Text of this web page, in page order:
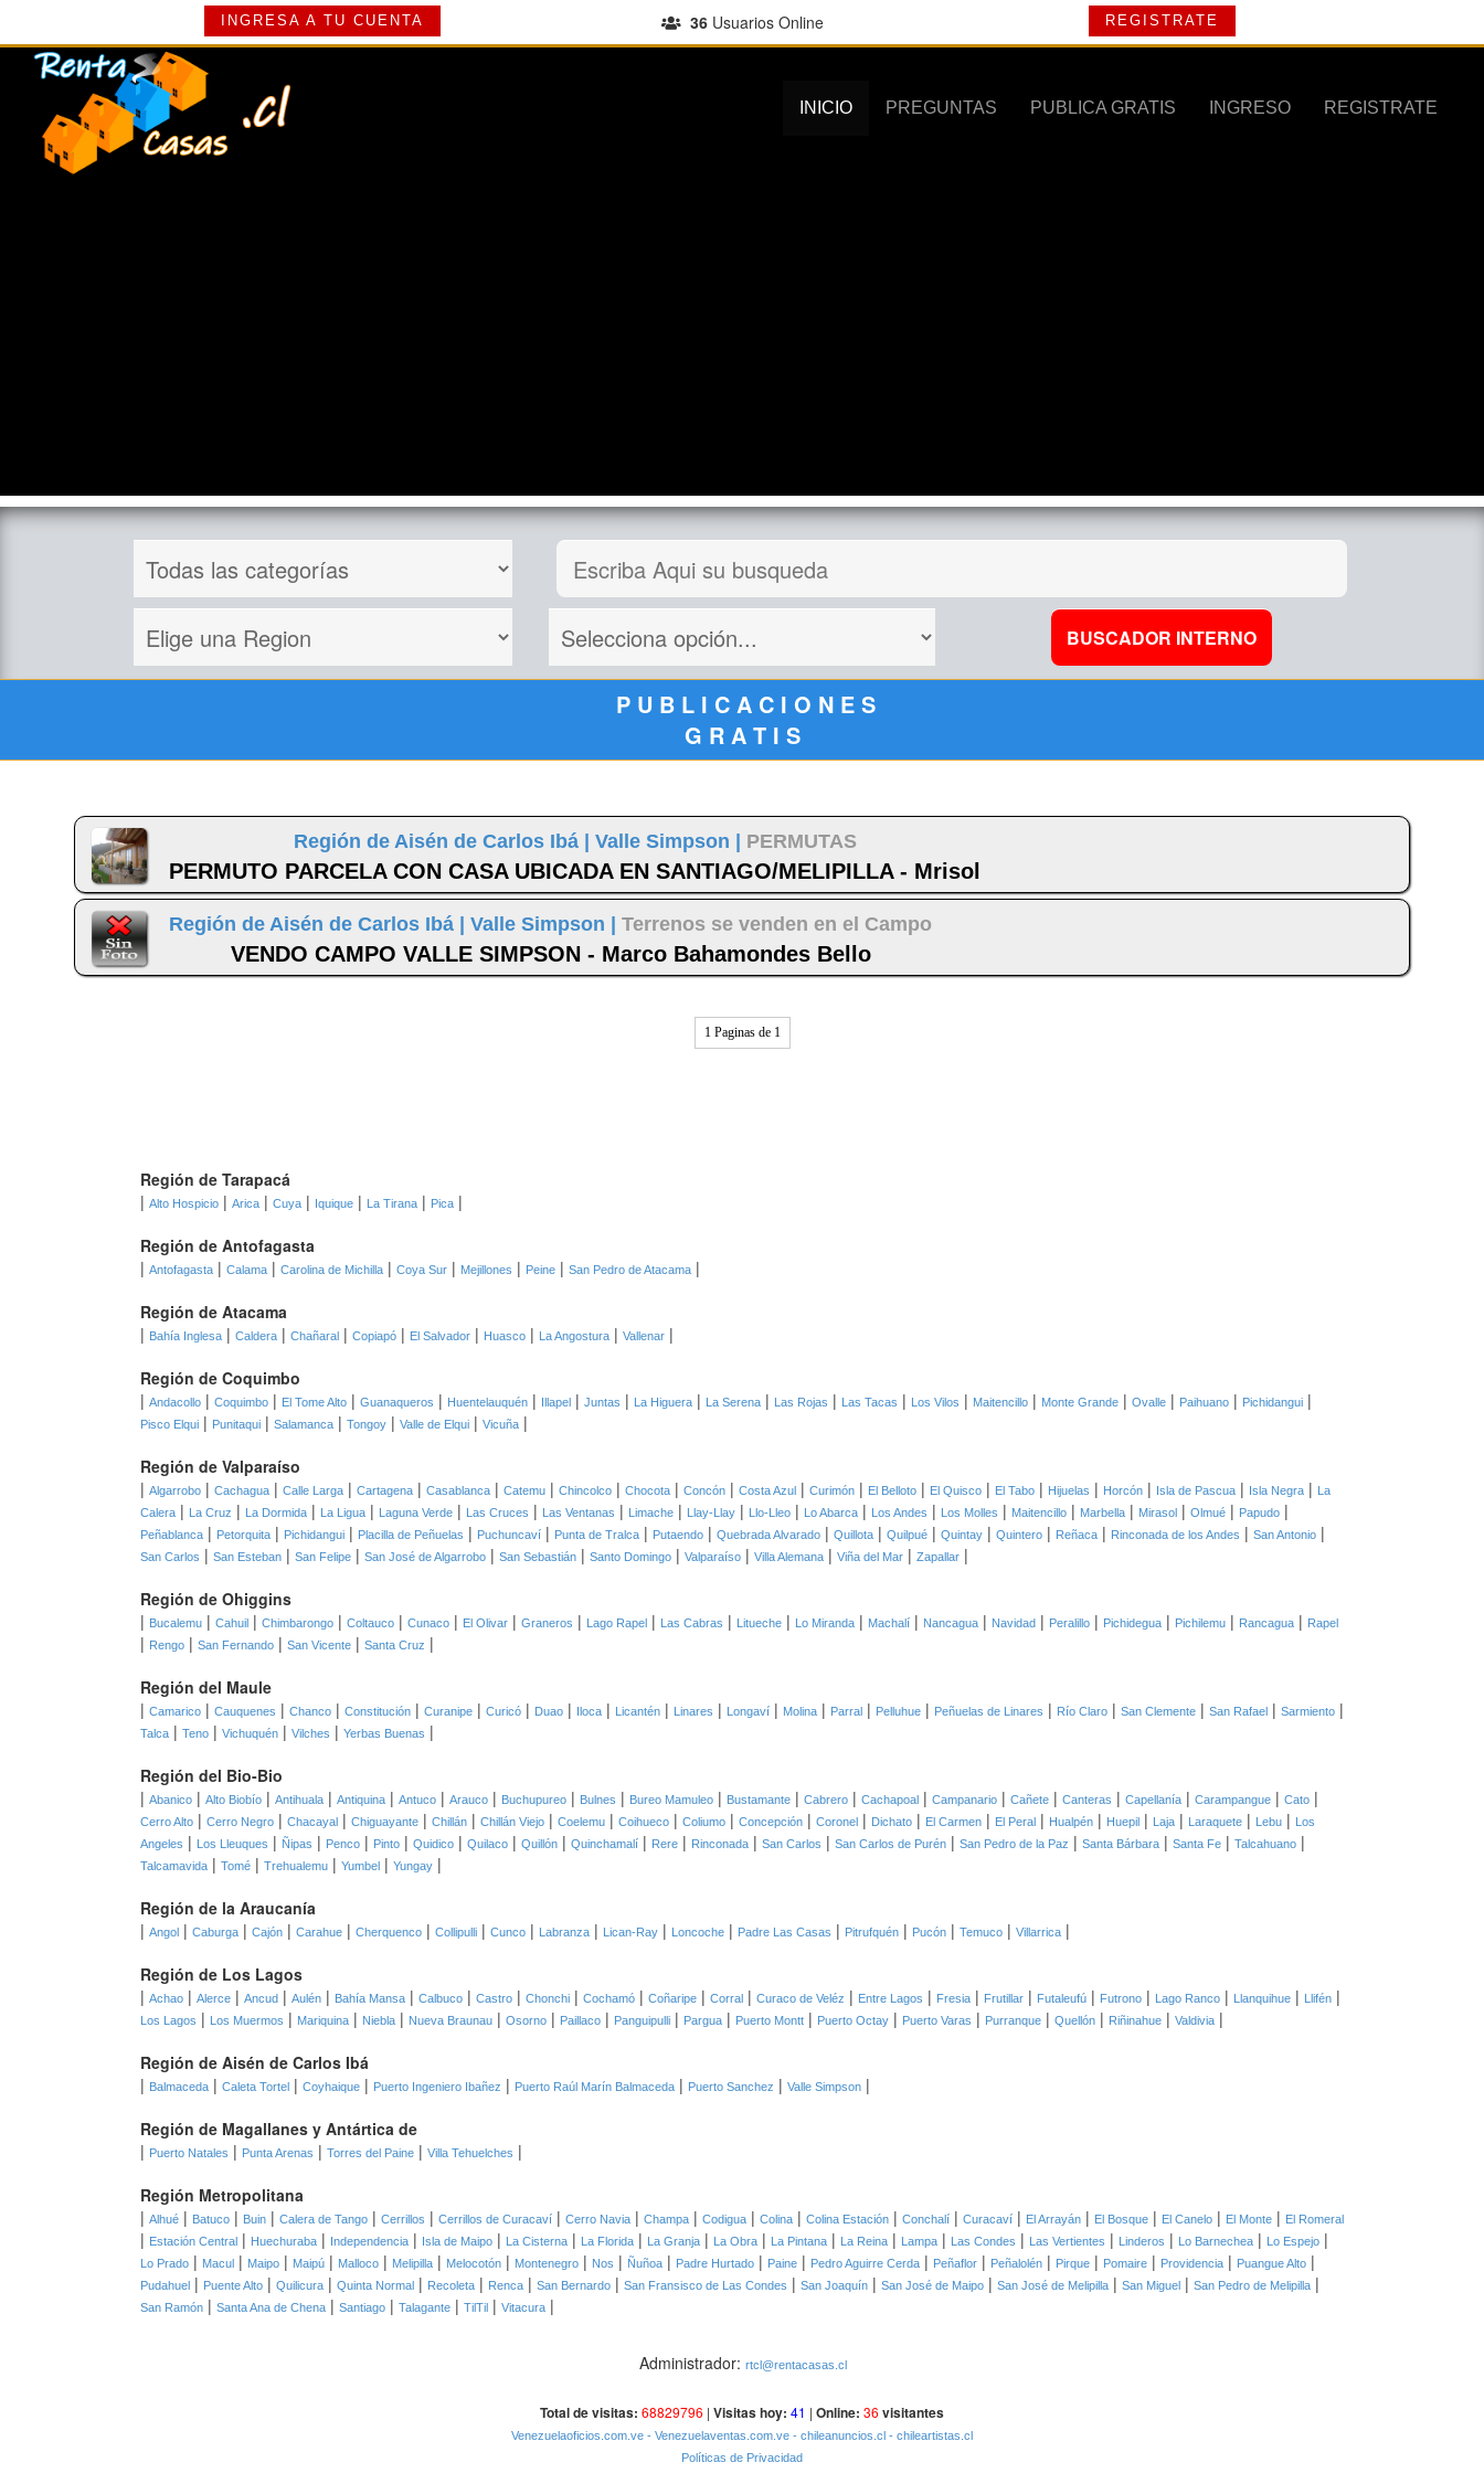
INGRESA A TU CUENTA 36Usuarios Online REGISTRATE
INICIO PREGUNTAS PUBLICA GRATIS INGRESO REGISTRATE
P U B L I C A C I O N E S
G R A T I S
Región de Aisén de Carlos Ibá | Valle Simpson | PERMUTAS
PERMUTO PARCELA CON CASA UBICADA EN SANTIAGO/MELIPILLA - Mrisol
Región de Aisén de Carlos Ibá |Valle Simpson |Terrenos se venden en el Campo
VENDO CAMPO VALLE SIMPSON - Marco Bahamondes Bello
1 Paginas de 1
Región de Tarapacá
| Alto Hospicio | Arica | Cuya | Iquique | La Tirana | Pica |
Región de Antofagasta
| Antofagasta | Calama | Carolina de Michilla | Coya Sur | Mejillones | Peine | San Pedro de Atacama |
Región de Atacama
| Bahía Inglesa | Caldera | Chañaral | Copiapó | El Salvador | Huasco | La Angostura | Vallenar |
Región de Coquimbo
| Andacollo | Coquimbo | El Tome Alto | Guanaqueros | Huentelauquén | Illapel | Juntas | La Higuera | La Serena | Las Rojas | Las Tacas | Los Vilos | Maitencillo | Monte Grande | Ovalle | Paihuano | Pichidangui |
Pisco Elqui | Punitaqui | Salamanca | Tongoy | Valle de Elqui | Vicuña |
Región de Valparaíso
| Algarrobo | Cachagua | Calle Larga | Cartagena | Casablanca | Catemu | Chincolco | Chocota | Concón | Costa Azul | Curimón | El Belloto | El Quisco | El Tabo | Hijuelas | Horcón | Isla de Pascua | Isla Negra | La
Calera | La Cruz | La Dormida | La Ligua | Laguna Verde | Las Cruces | Las Ventanas | Limache | Llay-Llay | Llo-Lleo | Lo Abarca | Los Andes | Los Molles | Maitencillo | Marbella | Mirasol | Olmué | Papudo |
Peñablanca | Petorquita | Pichidangui | Placilla de Peñuelas | Puchuncaví | Punta de Tralca | Putaendo | Quebrada Alvarado | Quillota | Quilpué | Quintay | Quintero | Reñaca | Rinconada de los Andes | San Antonio |
San Carlos | San Esteban | San Felipe | San José de Algarrobo | San Sebastián | Santo Domingo | Valparaíso | Villa Alemana | Viña del Mar | Zapallar |
Región de Ohiggins
| Bucalemu | Cahuil | Chimbarongo | Coltauco | Cunaco | El Olivar | Graneros | Lago Rapel | Las Cabras | Litueche | Lo Miranda | Machalí | Nancagua | Navidad | Peralillo | Pichidegua | Pichilemu | Rancagua | Rapel
| Rengo | San Fernando | San Vicente | Santa Cruz |
Región del Maule
| Camarico | Cauquenes | Chanco | Constitución | Curanipe | Curicó | Duao | Iloca | Licantén | Linares | Longaví | Molina | Parral | Pelluhue | Peñuelas de Linares | Río Claro | San Clemente | San Rafael | Sarmiento |
Talca | Teno | Vichuquén | Vilches | Yerbas Buenas |
Región del Bio-Bio
| Abanico | Alto Biobío | Antihuala | Antiquina | Antuco | Arauco | Buchupureo | Bulnes | Bureo Mamuleo | Bustamante | Cabrero | Cachapoal | Campanario | Cañete | Canteras | Capellanía | Carampangue | Cato |
Cerro Alto | Cerro Negro | Chacayal | Chiguayante | Chillán | Chillán Viejo | Coelemu | Coihueco | Coliumo | Concepción | Coronel | Dichato | El Carmen | El Peral | Hualpén | Huepil | Laja | Laraquete | Lebu | Los
Angeles | Los Lleuques | Ñipas | Penco | Pinto | Quidico | Quilaco | Quillón | Quinchamalí | Rere | Rinconada | San Carlos | San Carlos de Purén | San Pedro de la Paz | Santa Bárbara | Santa Fe | Talcahuano |
Talcamavida | Tomé | Trehualemu | Yumbel | Yungay |
Región de la Araucanía
| Angol | Caburga | Cajón | Carahue | Cherquenco | Collipulli | Cunco | Labranza | Lican-Ray | Loncoche | Padre Las Casas | Pitrufquén | Pucón | Temuco | Villarrica |
Región de Los Lagos
| Achao | Alerce | Ancud | Aulén | Bahía Mansa | Calbuco | Castro | Chonchi | Cochamó | Coñaripe | Corral | Curaco de Veléz | Entre Lagos | Fresia | Frutillar | Futaleufú | Futrono | Lago Ranco | Llanquihue | Llifén |
Los Lagos | Los Muermos | Mariquina | Niebla | Nueva Braunau | Osorno | Paillaco | Panguipulli | Pargua | Puerto Montt | Puerto Octay | Puerto Varas | Purranque | Quellón | Riñinahue | Valdivia |
Región de Aisén de Carlos Ibá
| Balmaceda | Caleta Tortel | Coyhaique | Puerto Ingeniero Ibañez | Puerto Raúl Marín Balmaceda | Puerto Sanchez | Valle Simpson |
Región de Magallanes y Antártica de
| Puerto Natales | Punta Arenas | Torres del Paine | Villa Tehuelches |
Región Metropolitana
| Alhué | Batuco | Buin | Calera de Tango | Cerrillos | Cerrillos de Curacaví | Cerro Navia | Champa | Codigua | Colina | Colina Estación | Conchalí | Curacaví | El Arrayán | El Bosque | El Canelo | El Monte | El Romeral
| Estación Central | Huechuraba | Independencia | Isla de Maipo | La Cisterna | La Florida | La Granja | La Obra | La Pintana | La Reina | Lampa | Las Condes | Las Vertientes | Linderos | Lo Barnechea | Lo Espejo |
Lo Prado | Macul | Maipo | Maipú | Malloco | Melipilla | Melocotón | Montenegro | Nos | Ñuñoa | Padre Hurtado | Paine | Pedro Aguirre Cerda | Peñaflor | Peñalolén | Pirque | Pomaire | Providencia | Puangue Alto |
Pudahuel | Puente Alto | Quilicura | Quinta Normal | Recoleta | Renca | San Bernardo | San Fransisco de Las Condes | San Joaquín | San José de Maipo | San José de Melipilla | San Miguel | San Pedro de Melipilla |
San Ramón | Santa Ana de Chena | Santiago | Talagante | TilTil | Vitacura |
Administrador: rtcl@rentacasas.cl
Total de visitas: 68829796 | Visitas hoy: 41 | Online: 36 visitantes
Venezuelaoficios.com.ve - Venezuelaventas.com.ve - chileanuncios.cl - chileartistas.cl
Políticas de Privacidad